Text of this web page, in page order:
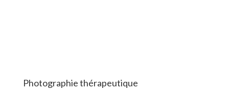
Photographie thérapeutique